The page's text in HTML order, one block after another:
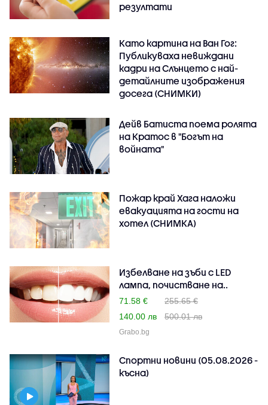
резултати
Като картина на Ван Гог:
Публикуваха невиждани
кадри на Слънцето с най-
детайлните изображения
досега (СНИМКИ)
Дейв Батиста поема ролята
на Кратос в "Богът на
войната"
Пожар край Хага наложи
евакуацията на гости на
хотел (СНИМКА)
Избелване на зъби с LED
лампа, почистване на..
71.58 €
255.65 €
140.00 лв
500.01 лв
Grabo.bg
Спортни новини (05.08.2026 -
късна)